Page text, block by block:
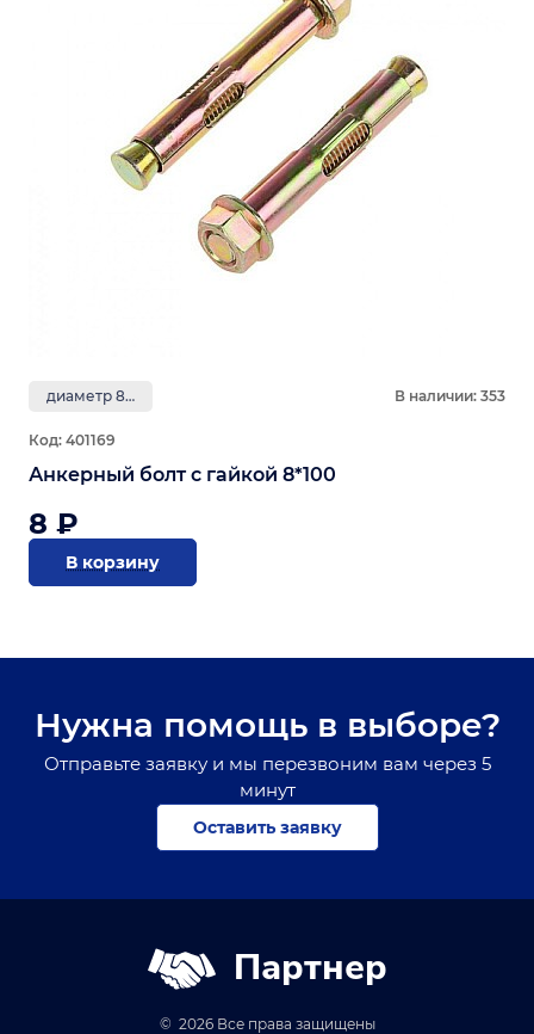
диаметр 8 мм В наличии: 353
Код: 401169
Анкерный болт с гайкой 8*100
8 ₽
В корзину
Нужна помощь в выборе?
Отправьте заявку и мы перезвоним вам через 5
минут
Оставить заявку
Партнер
© 2026 Все права защищены